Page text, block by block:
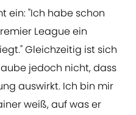
ein: "Ich habe schon
League ein
Gleichzeitig ist sich
jedoch nicht, dass
auswirkt. Ich bin mir
weiß, auf was er